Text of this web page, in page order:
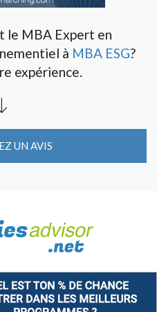
le MBA Expert en
à MBA ESG?
expérience.
UN AVIS
site, vous acceptez